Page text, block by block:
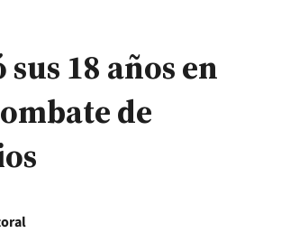
sus 18 años en
de